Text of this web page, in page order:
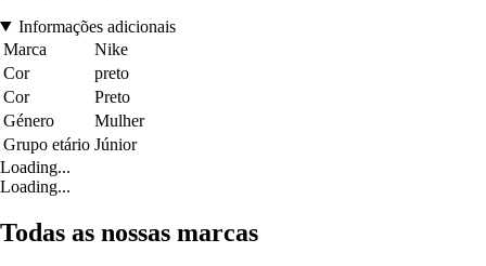
Informações adicionais
Marca
Nike
Cor
preto
Cor
Preto
Género
Mulher
Grupo etário Júnior
Loading...
Loading...
Todas as nossas marcas